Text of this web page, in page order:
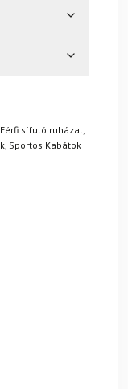
14
Férfi sífutó ruházat,
, Sportos Kabátok